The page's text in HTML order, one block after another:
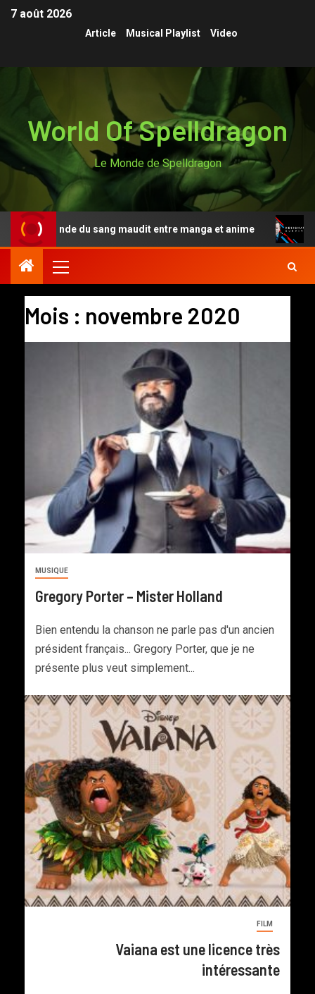
7 août 2026
Article Musical Playlist Video
World Of Spelldragon
Le Monde de Spelldragon
légende du sang maudit entre manga et anime
Mois : novembre 2020
MUSIQUE
Gregory Porter – Mister Holland
Bien entendu la chanson ne parle pas d'un ancien
président français... Gregory Porter, que je ne
présente plus veut simplement...
FILM
Vaiana est une licence très
intéressante